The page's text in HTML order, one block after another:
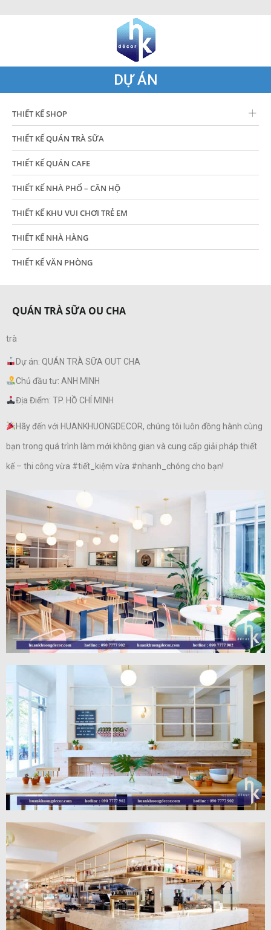
DỰ ÁN
THIẾT KẾ SHOP
THIẾT KẾ QUÁN TRÀ SỮA
THIẾT KẾ QUÁN CAFE
THIẾT KẾ NHÀ PHỐ – CĂN HỘ
THIẾT KẾ KHU VUI CHƠI TRẺ EM
THIẾT KẾ NHÀ HÀNG
THIẾT KẾ VĂN PHÒNG
QUÁN TRÀ SỮA OU CHA
trà
Dự án: QUÁN TRÀ SỮA OUT CHA
Chủ đầu tư: ANH MINH
Địa Điểm: TP. HỒ CHÍ MINH
Hãy đến với HUANKHUONGDECOR, chúng tôi luôn đồng hành cùng
bạn trong quá trình làm mới không gian và cung cấp giải pháp thiết
kế – thi công vừa #tiết_kiệm vừa #nhanh_chóng cho bạn!